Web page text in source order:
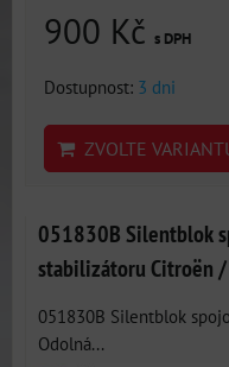
900 Kč s DPH
Dostupnost: 3 dni
ZVOLTE
051830B Silentblok
stabilizátoru Citroën
051830B Silentblok
Odolná...